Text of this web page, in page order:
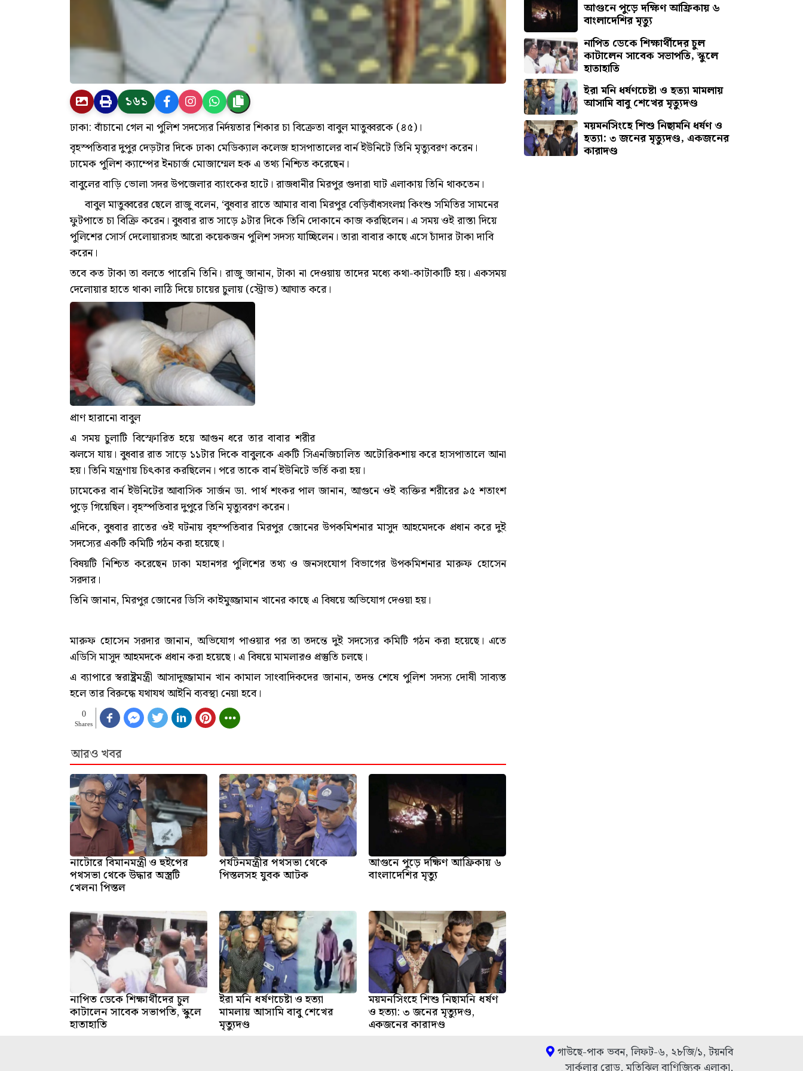
১৬১
ঢাকা: বাঁচানো গেল না পুলিশ সদস্যের নির্দয়তার শিকার চা বিক্রেতা বাবুল মাতুব্বরকে (৪৫)।
বৃহস্পতিবার দুপুর দেড়টার দিকে ঢাকা মেডিক্যাল কলেজ হাসপাতালের বার্ন ইউনিটে তিনি মৃত্যুবরণ করেন।
ঢামেক পুলিশ ক্যাম্পের ইনচার্জ মোজাম্মেল হক এ তথ্য নিশ্চিত করেছেন।
বাবুলের বাড়ি ভোলা সদর উপজেলার ব্যাংকের হাটে। রাজধানীর মিরপুর গুদারা ঘাট এলাকায় তিনি থাকতেন।
বাবুল মাতুব্বরের ছেলে রাজু বলেন, ‘বুধবার রাতে আমার বাবা মিরপুর বেড়িবাঁধসংলগ্ন কিংশু সমিতির সামনের
ফুটপাতে চা বিক্রি করেন। বুধবার রাত সাড়ে ৯টার দিকে তিনি দোকানে কাজ করছিলেন। এ সময় ওই রাস্তা দিয়ে
পুলিশের সোর্স দেলোয়ারসহ আরো কয়েকজন পুলিশ সদস্য যাচ্ছিলেন। তারা বাবার কাছে এসে চাঁদার টাকা দাবি
করেন।
তবে কত টাকা তা বলতে পারেনি তিনি। রাজু জানান, টাকা না দেওয়ায় তাদের মধ্যে কথা-কাটাকাটি হয়। একসময়
দেলোয়ার হাতে থাকা লাঠি দিয়ে চায়ের চুলায় (স্ট্রোভ) আঘাত করে।
প্রাণ হারানো বাবুল
এ সময় চুলাটি বিস্ফোরিত হয়ে আগুন ধরে তার বাবার শরীর
ঝলসে যায়। বুধবার রাত সাড়ে ১১টার দিকে বাবুলকে একটি সিএনজিচালিত অটোরিকশায় করে হাসপাতালে আনা
হয়। তিনি যন্ত্রণায় চিৎকার করছিলেন। পরে তাকে বার্ন ইউনিটে ভর্তি করা হয়।
ঢামেকের বার্ন ইউনিটের আবাসিক সার্জন ডা. পার্থ শংকর পাল জানান, আগুনে ওই ব্যক্তির শরীরের ৯৫ শতাংশ
পুড়ে গিয়েছিল। বৃহস্পতিবার দুপুরে তিনি মৃত্যুবরণ করেন।
এদিকে, বুধবার রাতের ওই ঘটনায় বৃহস্পতিবার মিরপুর জোনের উপকমিশনার মাসুদ আহমেদকে প্রধান করে দুই
সদস্যের একটি কমিটি গঠন করা হয়েছে।
বিষয়টি নিশ্চিত করেছেন ঢাকা মহানগর পুলিশের তথ্য ও জনসংযোগ বিভাগের উপকমিশনার মারুফ হোসেন
সরদার।
তিনি জানান, মিরপুর জোনের ডিসি কাইমুজ্জামান খানের কাছে এ বিষয়ে অভিযোগ দেওয়া হয়।
মারুফ হোসেন সরদার জানান, অভিযোগ পাওয়ার পর তা তদন্তে দুই সদস্যের কমিটি গঠন করা হয়েছে। এতে
এডিসি মাসুদ আহমদকে প্রধান করা হয়েছে। এ বিষয়ে মামলারও প্রস্তুতি চলছে।
এ ব্যাপারে স্বরাষ্ট্রমন্ত্রী আসাদুজ্জামান খান কামাল সাংবাদিকদের জানান, তদন্ত শেষে পুলিশ সদস্য দোষী সাব্যস্ত
হলে তার বিরুদ্ধে যথাযথ আইনি ব্যবস্থা নেয়া হবে।
0
Shares
আরও খবর
নাটোরে বিমানমন্ত্রী ও হুইপের
পথসভা থেকে উদ্ধার অস্ত্রটি
খেলনা পিস্তল
পর্যটনমন্ত্রীর পথসভা থেকে
পিস্তলসহ যুবক আটক
আগুনে পুড়ে দক্ষিণ আফ্রিকায় ৬
বাংলাদেশির মৃত্যু
নাপিত ডেকে শিক্ষার্থীদের চুল
কাটালেন সাবেক সভাপতি, স্কুলে
হাতাহাতি
ইরা মনি ধর্ষণচেষ্টা ও হত্যা
মামলায় আসামি বাবু শেখের
মৃত্যুদণ্ড
ময়মনসিংহে শিশু নিছামনি ধর্ষণ
ও হত্যা: ৩ জনের মৃত্যুদণ্ড,
একজনের কারাদণ্ড
আগুনে পুড়ে দক্ষিণ আফ্রিকায় ৬
বাংলাদেশির মৃত্যু
নাপিত ডেকে শিক্ষার্থীদের চুল
কাটালেন সাবেক সভাপতি, স্কুলে
হাতাহাতি
ইরা মনি ধর্ষণচেষ্টা ও হত্যা মামলায়
আসামি বাবু শেখের মৃত্যুদণ্ড
ময়মনসিংহে শিশু নিছামনি ধর্ষণ ও
হত্যা: ৩ জনের মৃত্যুদণ্ড, একজনের
কারাদণ্ড
গাউছে-পাক ভবন, লিফট-৬, ২৮জি/১, টয়নবি